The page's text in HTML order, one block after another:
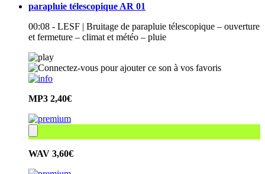
parapluie télescopique AR 01
00:08 - LESF | Bruitage de parapluie télescopique – ouverture
et fermeture – climat et météo – pluie
MP3 2,40€
WAV 3,60€